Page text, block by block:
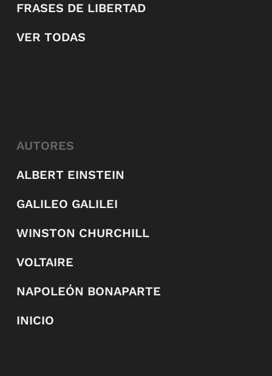
FRASES DE LIBERTAD
VER TODAS
AUTORES
ALBERT EINSTEIN
GALILEO GALILEI
WINSTON CHURCHILL
VOLTAIRE
NAPOLEÓN BONAPARTE
INICIO